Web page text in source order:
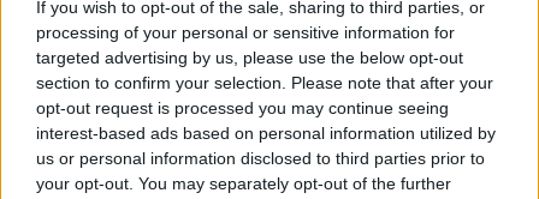
If you wish to opt-out of the sale, sharing to third parties, or
processing of your personal or sensitive information for
targeted advertising by us, please use the below opt-out
section to confirm your selection. Please note that after your
opt-out request is processed you may continue seeing
interest-based ads based on personal information utilized by
us or personal information disclosed to third parties prior to
your opt-out. You may separately opt-out of the further